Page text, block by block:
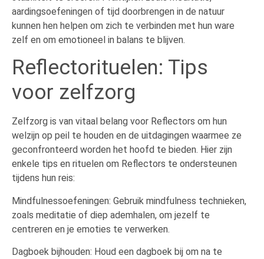
aardingsoefeningen of tijd doorbrengen in de natuur
kunnen hen helpen om zich te verbinden met hun ware
zelf en om emotioneel in balans te blijven.
Reflectorituelen: Tips
voor zelfzorg
Zelfzorg is van vitaal belang voor Reflectors om hun
welzijn op peil te houden en de uitdagingen waarmee ze
geconfronteerd worden het hoofd te bieden. Hier zijn
enkele tips en rituelen om Reflectors te ondersteunen
tijdens hun reis:
Mindfulnessoefeningen: Gebruik mindfulness technieken,
zoals meditatie of diep ademhalen, om jezelf te
centreren en je emoties te verwerken.
Dagboek bijhouden: Houd een dagboek bij om na te